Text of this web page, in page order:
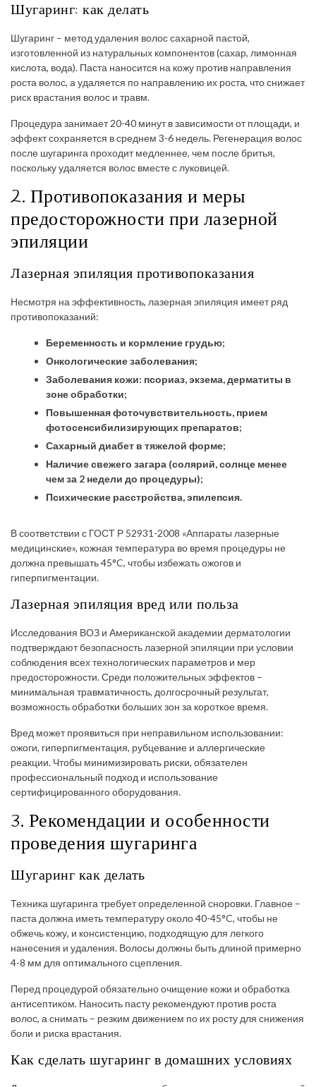
Шугаринг: как делать
Шугаринг – метод удаления волос сахарной пастой,
изготовленной из натуральных компонентов (сахар, лимонная
кислота, вода). Паста наносится на кожу против направления
роста волос, а удаляется по направлению их роста, что снижает
риск врастания волос и травм.
Процедура занимает 20-40 минут в зависимости от площади, и
эффект сохраняется в среднем 3-6 недель. Регенерация волос
после шугаринга проходит медленнее, чем после бритья,
поскольку удаляется волос вместе с луковицей.
2. Противопоказания и меры
предосторожности при лазерной
эпиляции
Лазерная эпиляция противопоказания
Несмотря на эффективность, лазерная эпиляция имеет ряд
противопоказаний:
Беременность и кормление грудью;
Онкологические заболевания;
Заболевания кожи: псориаз, экзема, дерматиты в
зоне обработки;
Повышенная фоточувствительность, прием
фотосенсибилизирующих препаратов;
Сахарный диабет в тяжелой форме;
Наличие свежего загара (солярий, солнце менее
чем за 2 недели до процедуры);
Психические расстройства, эпилепсия.
В соответствии с ГОСТ Р 52931-2008 «Аппараты лазерные
медицинские», кожная температура во время процедуры не
должна превышать 45°C, чтобы избежать ожогов и
гиперпигментации.
Лазерная эпиляция вред или польза
Исследования ВОЗ и Американской академии дерматологии
подтверждают безопасность лазерной эпиляции при условии
соблюдения всех технологических параметров и мер
предосторожности. Среди положительных эффектов –
минимальная травматичность, долгосрочный результат,
возможность обработки больших зон за короткое время.
Вред может проявиться при неправильном использовании:
ожоги, гиперпигментация, рубцевание и аллергические
реакции. Чтобы минимизировать риски, обязателен
профессиональный подход и использование
сертифицированного оборудования.
3. Рекомендации и особенности
проведения шугаринга
Шугаринг как делать
Техника шугаринга требует определенной сноровки. Главное –
паста должна иметь температуру около 40-45°C, чтобы не
обжечь кожу, и консистенцию, подходящую для легкого
нанесения и удаления. Волосы должны быть длиной примерно
4-8 мм для оптимального сцепления.
Перед процедурой обязательно очищение кожи и обработка
антисептиком. Наносить пасту рекомендуют против роста
волос, а снимать – резким движением по их росту для снижения
боли и риска врастания.
Как сделать шугаринг в домашних условиях